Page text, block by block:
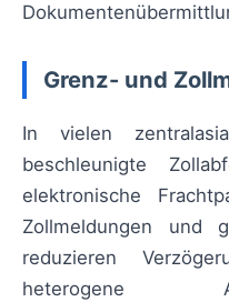
Grenz- und
In vielen
beschleunigte
elektronische
Zollmeldungen und
reduzieren
heterogene